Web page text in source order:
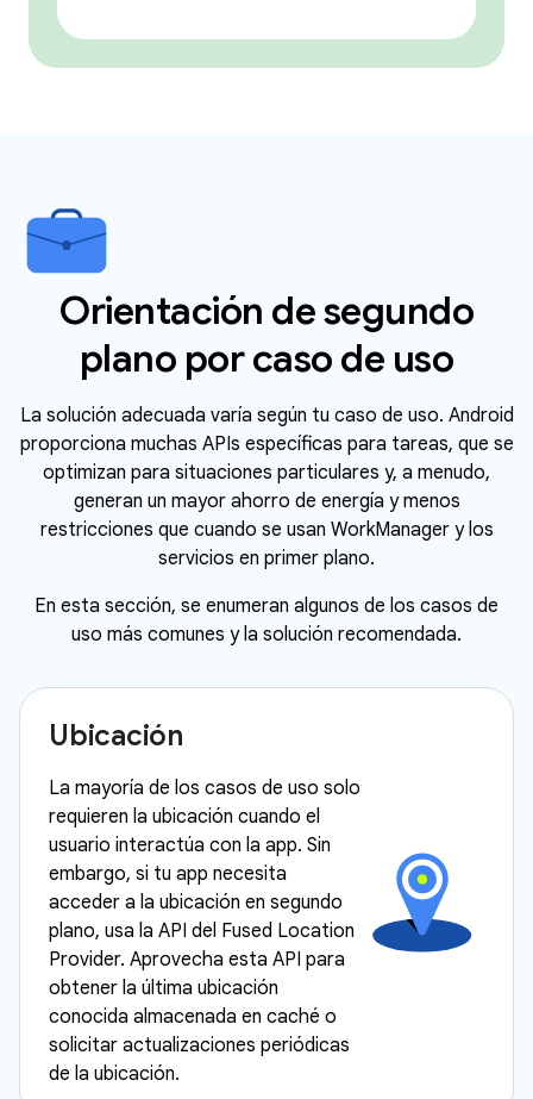
Orientación de segundo
plano por caso de uso
La solución adecuada varía según tu caso de uso. Android
proporciona muchas APIs específicas para tareas, que se
optimizan para situaciones particulares y, a menudo,
generan un mayor ahorro de energía y menos
restricciones que cuando se usan WorkManager y los
servicios en primer plano.
En esta sección, se enumeran algunos de los casos de
uso más comunes y la solución recomendada.
Ubicación
La mayoría de los casos de uso solo
requieren la ubicación cuando el
usuario interactúa con la app. Sin
embargo, si tu app necesita
acceder a la ubicación en segundo
plano, usa la API del Fused Location
Provider. Aprovecha esta API para
obtener la última ubicación
conocida almacenada en caché o
solicitar actualizaciones periódicas
de la ubicación.